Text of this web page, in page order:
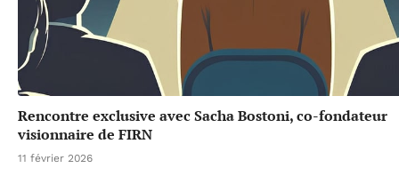
Rencontre exclusive avec Sacha Bostoni, co-fondateur
visionnaire de FIRN
11 février 2026